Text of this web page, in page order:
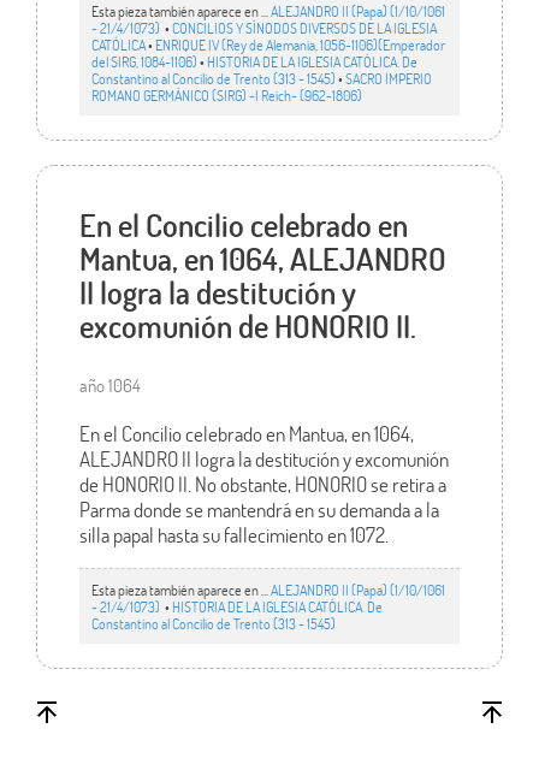
Esta pieza también aparece en ... ALEJANDRO II (Papa) (1/10/1061
- 21/4/1073) •CONCILIOS Y SÍNODOS DIVERSOS DE LA IGLESIA
CATÓLICA• ENRIQUE IV (Rey de Alemania, 1056-1106)(Emperador
del SIRG, 1084-1106)• HISTORIA DE LA IGLESIA CATÓLICA. De
Constantino al Concilio de Trento (313 - 1545)•SACRO IMPERIO
ROMANO GERMÁNICO (SIRG) -I Reich- (962-1806)
En el Concilio celebrado en
Mantua, en 1064, ALEJANDRO
II logra la destitución y
excomunión de HONORIO II.
año 1064
En el Concilio celebrado en Mantua, en 1064,
ALEJANDRO II logra la destitución y excomunión
de HONORIO II. No obstante, HONORIO se retira a
Parma donde se mantendrá en su demanda a la
silla papal hasta su fallecimiento en 1072.
Esta pieza también aparece en ... ALEJANDRO II (Papa) (1/10/1061
- 21/4/1073) • HISTORIA DE LA IGLESIA CATÓLICA. De
Constantino al Concilio de Trento (313 - 1545)